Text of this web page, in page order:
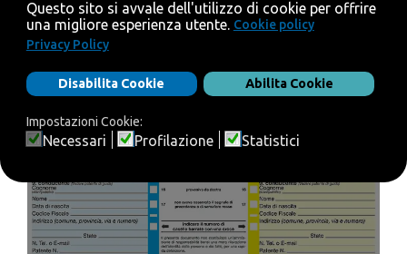
+ + +
specificato se vi sono feriti e/o danni
materiali.